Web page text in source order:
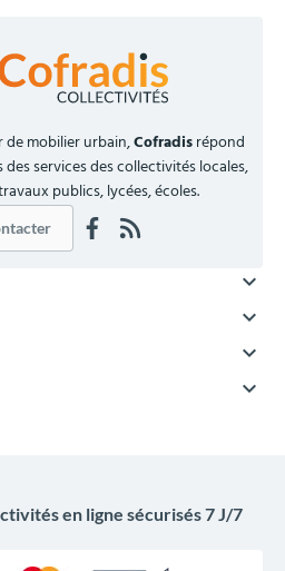
mobilier urbain,Cofradisrépond
services des collectivités locales,
publics, lycées, écoles.




en ligne sécurisés 7 J/7